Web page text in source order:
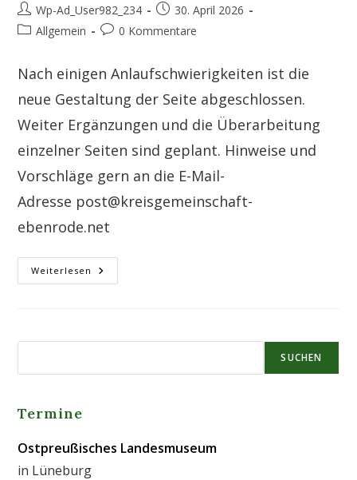
Beitrags-
Autor:
Wp-Ad_User982_234
Beitrag
veröffentlicht:
30. April 2026
Beitrags-
Allgemein
Beitrags-
0 Kommentare
Nach einigen Anlaufschwierigkeiten ist die
neue Gestaltung der Seite abgeschlossen.
Weiter Ergänzungen und die Überarbeitung
einzelner Seiten sind geplant. Hinweise und
Vorschläge gern an die E-Mail-
Adresse post@kreisgemeinschaft-
ebenrode.net
Weiterlesen Überarbeitete
Internetseite
SUCHEN
Termine
Ostpreußisches Landesmuseum
in Lüneburg